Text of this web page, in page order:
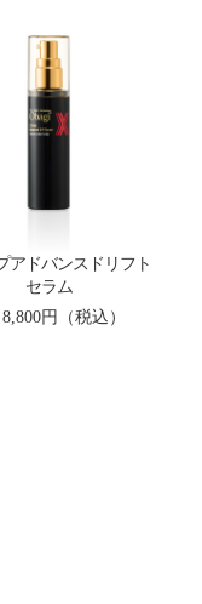
アドバンスドリフト
セラム
8,800円（税込）